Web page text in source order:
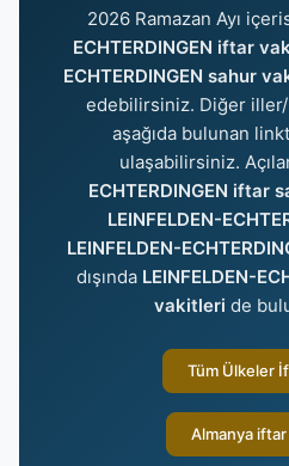
2026 Ramazan Ayı
ECHTERDINGEN iftar
ECHTERDINGEN sahur
edebilirsiniz. Diğer
aşağıda bulunan
ulaşabilirsiniz.
ECHTERDINGEN iftar
LEINFELDEN-
LEINFELDEN-
dışında LEINFELDEN-
vakitleri de
Tüm Ülkeler
Almanya